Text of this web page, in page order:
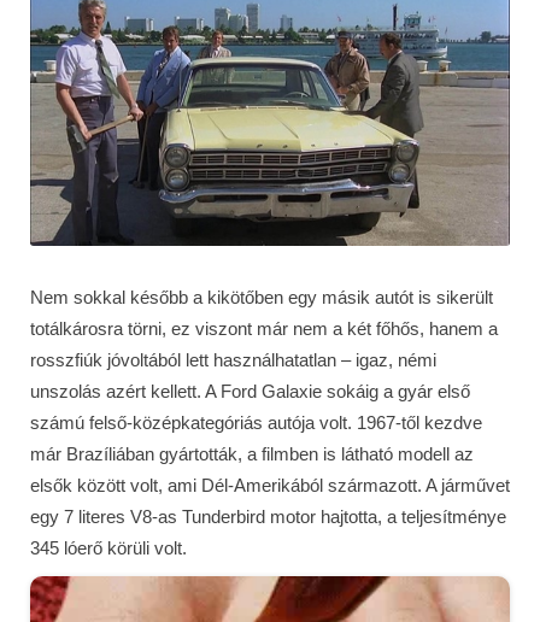
Nem sokkal később a kikötőben egy másik autót is sikerült
totálkárosra törni, ez viszont már nem a két főhős, hanem a
rosszfiúk jóvoltából lett használhatatlan – igaz, némi
unszolás azért kellett. A Ford Galaxie sokáig a gyár első
számú felső-középkategóriás autója volt. 1967-től kezdve
már Brazíliában gyártották, a filmben is látható modell az
elsők között volt, ami Dél-Amerikából származott. A járművet
egy 7 literes V8-as Tunderbird motor hajtotta, a teljesítménye
345 lóerő körüli volt.